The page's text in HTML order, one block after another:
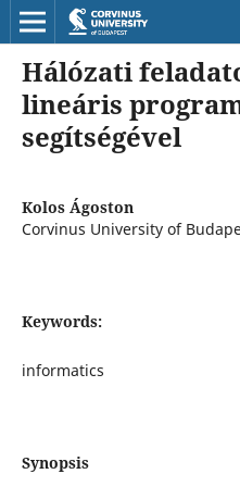
Hálózati
lineáris
segítségével
Kolos Ágoston
Corvinus University of
Keywords:
informatics
Synopsis